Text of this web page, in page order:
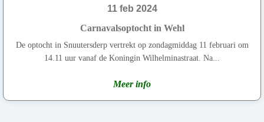
11 feb 2024
Carnavalsoptocht in Wehl
De optocht in Snuutersderp vertrekt op zondagmiddag 11 februari om
14.11 uur vanaf de Koningin Wilhelminastraat. Na...
Meer info